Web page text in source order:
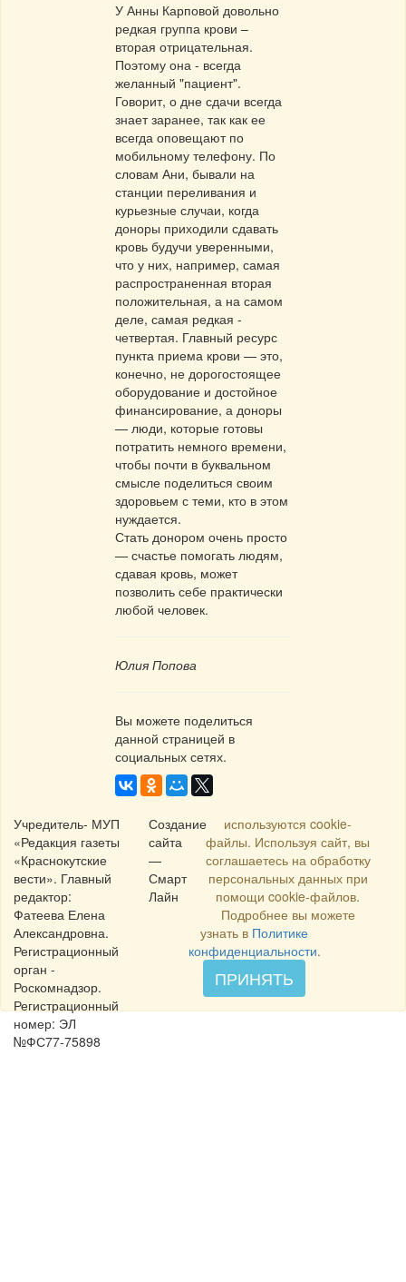
У Анны Карповой довольно
редкая группа крови –
вторая отрицательная.
Поэтому она - всегда
желанный "пациент".
Говорит, о дне сдачи всегда
знает заранее, так как ее
всегда оповещают по
мобильному телефону. По
словам Ани, бывали на
станции переливания и
курьезные случаи, когда
доноры приходили сдавать
кровь будучи уверенными,
что у них, например, самая
распространенная вторая
положительная, а на самом
деле, самая редкая -
четвертая. Главный ресурс
пункта приема крови — это,
конечно, не дорогостоящее
оборудование и достойное
финансирование, а доноры
— люди, которые готовы
потратить немного времени,
чтобы почти в буквальном
смысле поделиться своим
здоровьем с теми, кто в этом
нуждается.
Стать донором очень просто
— счастье помогать людям,
сдавая кровь, может
позволить себе практически
любой человек.
Юлия Попова
Вы можете поделиться
данной страницей в
социальных сетях.
Учредитель- МУП
«Редакция газеты
«Краснокутские
вести». Главный
редактор:
Фатеева Елена
Александровна.
Регистрационный
орган -
Роскомнадзор.
Регистрационный
номер: ЭЛ
№ФС77-75898
Создание
сайта
—
Смарт
Лайн
используются cookie-
файлы. Используя сайт, вы
соглашаетесь на обработку
персональных данных при
помощи cookie-файлов.
Подробнее вы можете
узнать в Политике
конфиденциальности.
ПРИНЯТЬ